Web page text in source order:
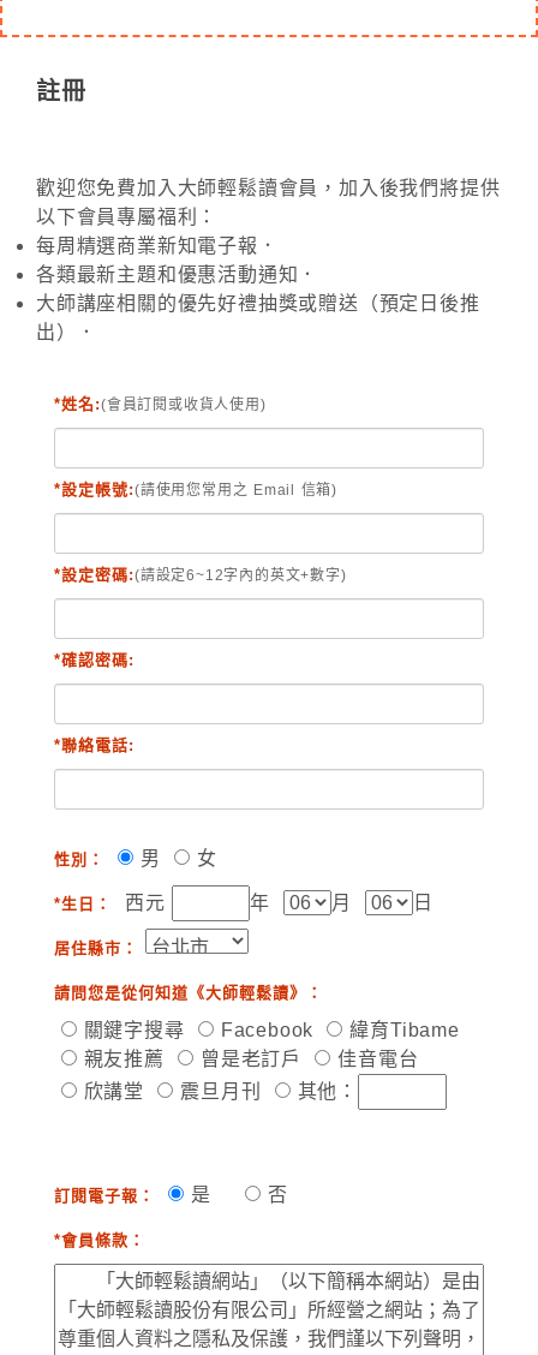
註冊
歡迎您免費加入大師輕鬆讀會員，加入後我們將提供
以下會員專屬福利：
每周精選商業新知電子報．
各類最新主題和優惠活動通知．
大師講座相關的優先好禮抽獎或贈送（預定日後推
出）．
*姓名:(會員訂閱或收貨人使用)
*設定帳號:(請使用您常用之 Email 信箱)
*設定密碼:(請設定6~12字內的英文+數字)
*確認密碼:
*聯絡電話:
性別： 男 女
*生日： 西元 年 月 日
居住縣市：
請問您是從何知道《大師輕鬆讀》：
關鍵字搜尋 Facebook
緯育Tibame
親友推薦
曾是老訂戶
佳音電台
欣講堂
震旦月刊 其他：
訂閱電子報： 是 否
*會員條款：